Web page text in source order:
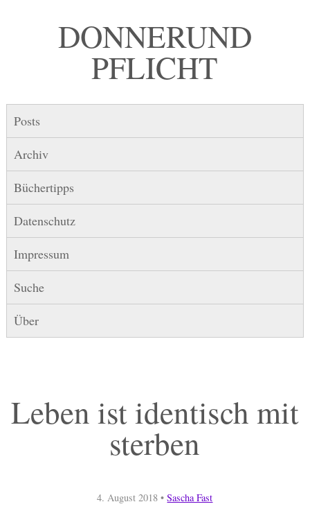
DONNER UND
PFLICHT
Posts
Archiv
Büchertipps
Datenschutz
Impressum
Suche
Über
Leben ist identisch mit
sterben
4. August 2018 •Sascha Fast